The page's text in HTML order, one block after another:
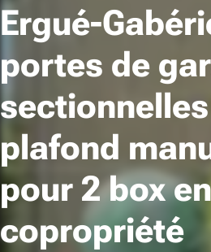
Ergué-
portes de
sectionnelles
plafond
pour 2 box en
copropriété